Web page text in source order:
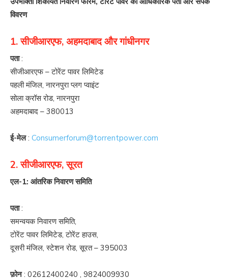
विवरण
1. सीजीआरएफ, अहमदाबाद और गांधीनगर
पता:
सीजीआरएफ – टोरेंट पावर लिमिटेड
पहली मंजिल, नारनपुरा प्लग प्वाइंट
सोला क्रॉस रोड, नारनपुरा
अहमदाबाद – 380013
ई-मेल: Consumerforum@torrentpower.com
2. सीजीआरएफ, सूरत
एल-1: आंतरिक निवारण समिति
पता:
समन्वयक निवारण समिति,
टोरेंट पावर लिमिटेड, टोरेंट हाउस,
दूसरी मंजिल, स्टेशन रोड, सूरत – 395003
फ़ोन: 02612400240 , 9824009930